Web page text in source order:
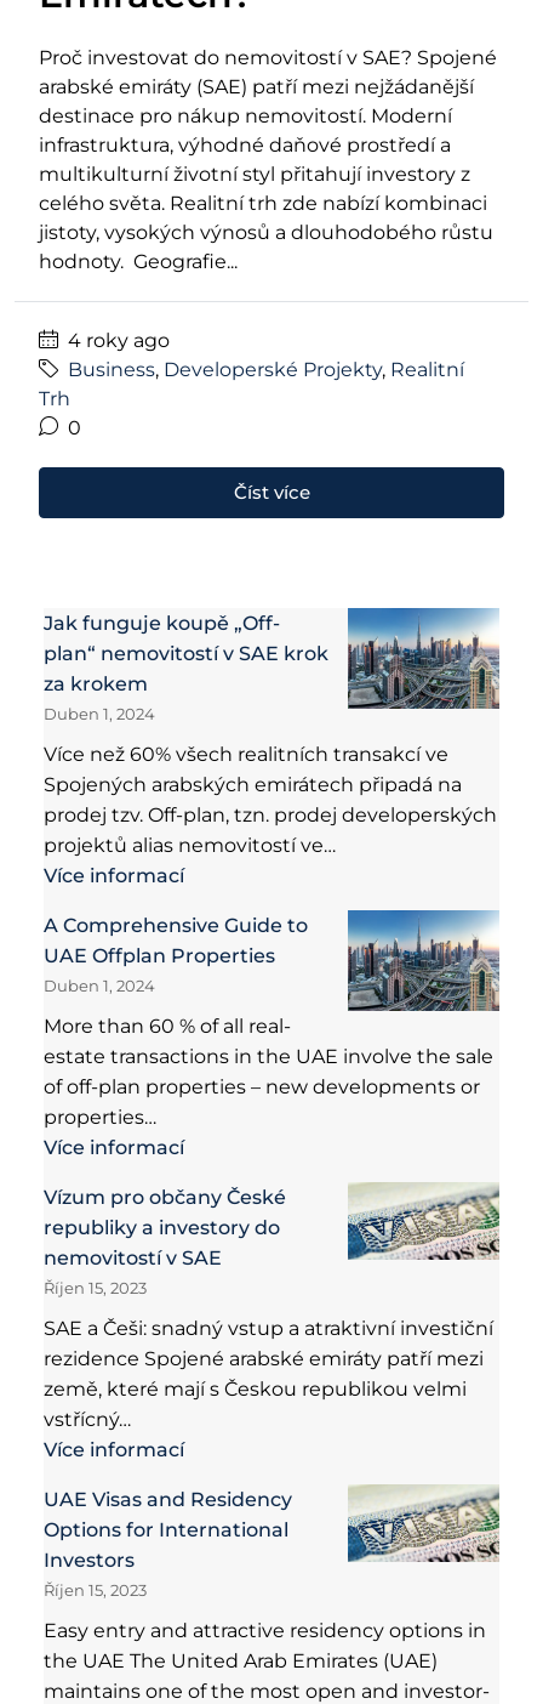
Proč investovat do nemovitostí v SAE? Spojené
arabské emiráty (SAE) patří mezi nejžádanější
destinace pro nákup nemovitostí. Moderní
infrastruktura, výhodné daňové prostředí a
multikulturní životní styl přitahují investory z
celého světa. Realitní trh zde nabízí kombinaci
jistoty, vysokých výnosů a dlouhodobého růstu
hodnoty. Geografie...
4 roky ago
Business, Developerské Projekty, Realitní
Trh
0
Číst více
Jak funguje koupě „Off-
plan“ nemovitostí v SAE krok
za krokem
Duben 1, 2024
Více než 60% všech realitních transakcí ve
Spojených arabských emirátech připadá na
prodej tzv. Off-plan, tzn. prodej developerských
projektů alias nemovitostí ve…
Více informací
A Comprehensive Guide to
UAE Offplan Properties
Duben 1, 2024
More than 60 % of all real-
estate transactions in the UAE involve the sale
of off-plan properties – new developments or
properties…
Více informací
Vízum pro občany České
republiky a investory do
nemovitostí v SAE
Říjen 15, 2023
SAE a Češi: snadný vstup a atraktivní investiční
rezidence Spojené arabské emiráty patří mezi
země, které mají s Českou republikou velmi
vstřícný…
Více informací
UAE Visas and Residency
Options for International
Investors
Říjen 15, 2023
Easy entry and attractive residency options in
the UAE The United Arab Emirates (UAE)
maintains one of the most open and investor-